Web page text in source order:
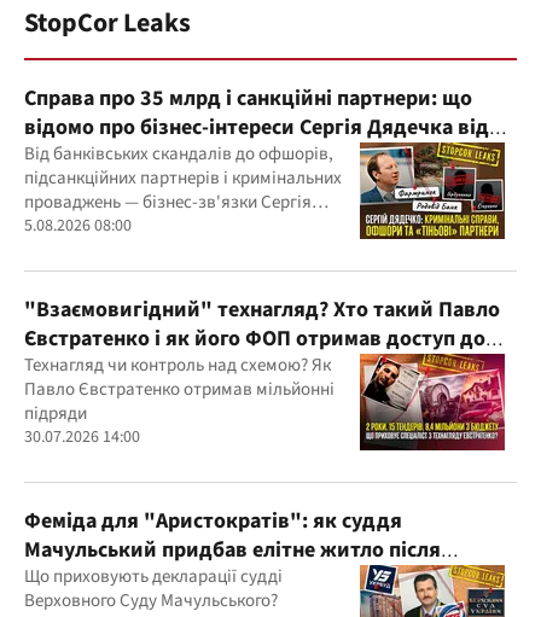
StopCor Leaks
Справа про 35 млрд і санкційні партнери: що
відомо про бізнес-інтереси Сергія Дядечка від
"Родовід Банку" до "ФАРМАСЕЛ"
Від банківських скандалів до офшорів,
підсанкційних партнерів і кримінальних
проваджень — бізнес-зв'язки Сергія
Дядечка й досі простягаються через
5.08.2026 08:00
"Взаємовигідний" технагляд? Хто такий Павло
Євстратенко і як його ФОП отримав доступ до
бюджетних мільйонів?
Технагляд чи контроль над схемою? Як
Павло Євстратенко отримав мільйонні
підряди
30.07.2026 14:00
Феміда для "Аристократів": як суддя
Мачульський придбав елітне житло після
вердикту на користь забудовника?
Що приховують декларації судді
Верховного Суду Мачульського?